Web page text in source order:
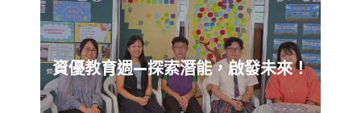
資優教育週—探索潛能，啟發未來！